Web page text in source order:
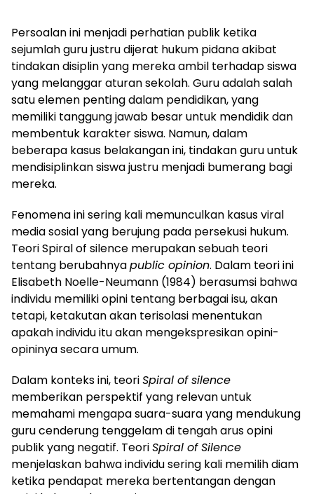
Persoalan ini menjadi perhatian publik ketika
sejumlah guru justru dijerat hukum pidana akibat
tindakan disiplin yang mereka ambil terhadap siswa
yang melanggar aturan sekolah. Guru adalah salah
satu elemen penting dalam pendidikan, yang
memiliki tanggung jawab besar untuk mendidik dan
membentuk karakter siswa. Namun, dalam
beberapa kasus belakangan ini, tindakan guru untuk
mendisiplinkan siswa justru menjadi bumerang bagi
mereka.
Fenomena ini sering kali memunculkan kasus viral
media sosial yang berujung pada persekusi hukum.
Teori Spiral of silence merupakan sebuah teori
tentang berubahnyapublic opinion. Dalam teori ini
Elisabeth Noelle-Neumann (1984) berasumsi bahwa
individu memiliki opini tentang berbagai isu, akan
tetapi, ketakutan akan terisolasi menentukan
apakah individu itu akan mengekspresikan opini-
opininya secara umum.
Dalam konteks ini, teoriSpiral of silence
memberikan perspektif yang relevan untuk
memahami mengapa suara-suara yang mendukung
guru cenderung tenggelam di tengah arus opini
publik yang negatif. TeoriSpiral of Silence
menjelaskan bahwa individu sering kali memilih diam
ketika pendapat mereka bertentangan dengan